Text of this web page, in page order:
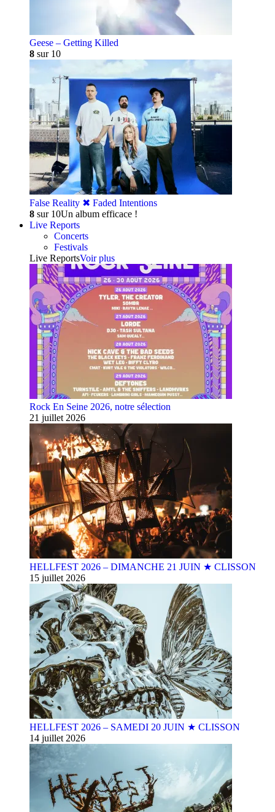
Geese – Getting Killed
8 sur 10
False Reality ✖︎ Faded Intentions
8 sur 10Un album efficace !
Live Reports
Concerts
Festivals
Live ReportsVoir plus
Rock En Seine 2026, notre sélection
21 juillet 2026
HELLFEST 2026 – DIMANCHE 21 JUIN ★ CLISSON
15 juillet 2026
HELLFEST 2026 – SAMEDI 20 JUIN ★ CLISSON
14 juillet 2026